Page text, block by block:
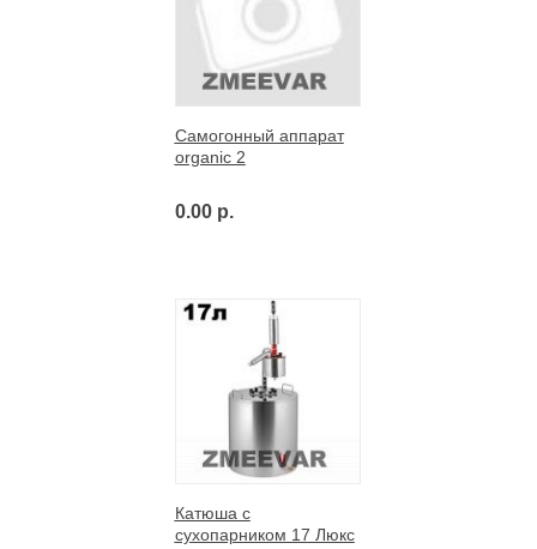
Самогонный аппарат
organic 2
0.00 р.
Катюша с
сухопарником 17 Люкс